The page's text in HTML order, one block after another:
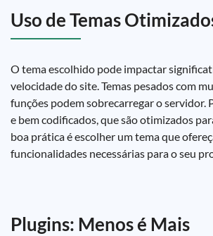
Uso de Temas
O tema escolhido pode impactar
velocidade do site. Temas pesados com
funções podem sobrecarregar o servidor.
e bem codificados, que são otimizados
boa prática é escolher um tema que
funcionalidades necessárias para o seu
Plugins: Menos é Mais